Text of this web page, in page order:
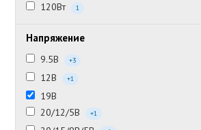
120Вт 1
Напряжение
9.5В +3
12В +1
19В
20/12/5В
+1